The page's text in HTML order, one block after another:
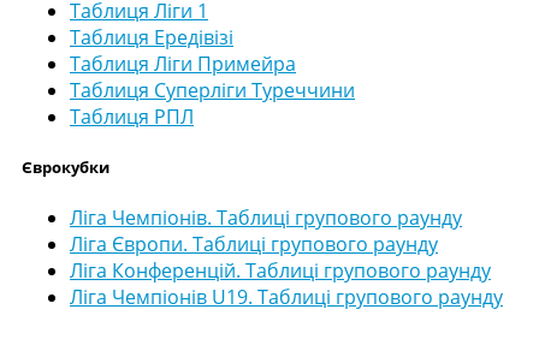
Таблиця Ліги 1
Таблиця Ередівізі
Таблиця Ліги Примейра
Таблиця Суперліги Туреччини
Таблиця РПЛ
Єврокубки
Ліга Чемпіонів. Таблиці групового раунду
Ліга Європи. Таблиці групового раунду
Ліга Конференцій. Таблиці групового раунду
Ліга Чемпіонів U19. Таблиці групового раунду